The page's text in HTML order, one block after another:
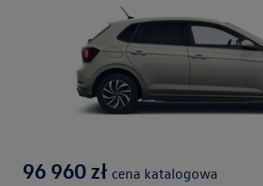
96 960 zł cena katalogowa